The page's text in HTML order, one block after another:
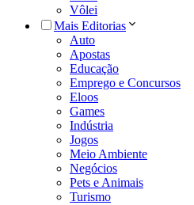
Vôlei
Mais Editorias
Auto
Apostas
Educação
Emprego e Concursos
Eloos
Games
Indústria
Jogos
Meio Ambiente
Negócios
Pets e Animais
Turismo